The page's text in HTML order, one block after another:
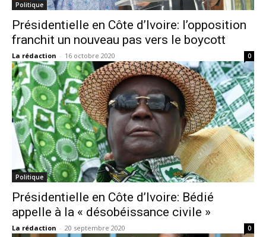
Politique
Présidentielle en Côte d’Ivoire: l’opposition
franchit un nouveau pas vers le boycott
La rédaction - 16 octobre 2020 0
Politique
Présidentielle en Côte d’Ivoire: Bédié
appelle à la « désobéissance civile »
La rédaction - 20 septembre 2020 0